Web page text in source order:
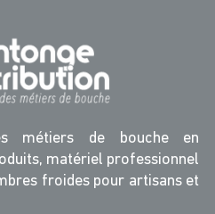
métiers de bouche en
matériel professionnel
froides pour artisans et